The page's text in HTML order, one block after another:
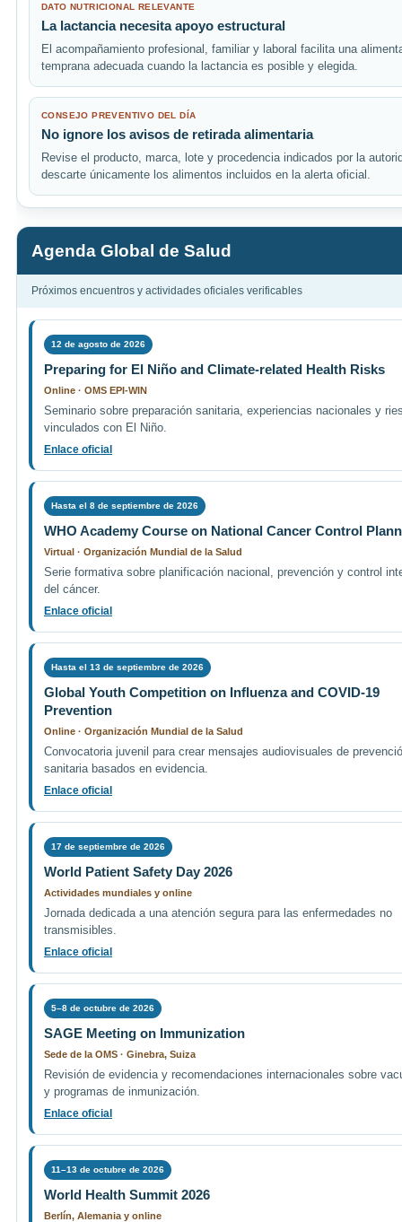
DATO NUTRICIONAL RELEVANTE
La lactancia necesita apoyo estructural
El acompañamiento profesional, familiar y laboral facilita una
temprana adecuada cuando la lactancia es posible y elegida.
CONSEJO PREVENTIVO DEL DÍA
No ignore los avisos de retirada alimentaria
Revise el producto, marca, lote y procedencia indicados por la
descarte únicamente los alimentos incluidos en la alerta oficial.
Agenda Global de Salud
Próximos encuentros y actividades oficiales verificables
12 de agosto de 2026
Preparing for El Niño and Climate-related Health Risks
Online · OMS EPI-WIN
Seminario sobre preparación sanitaria, experiencias nacionales y
vinculados con El Niño.
Enlace oficial
Hasta el 8 de septiembre de 2026
WHO Academy Course on National Cancer Control
Virtual · Organización Mundial de la Salud
Serie formativa sobre planificación nacional, prevención y control
del cáncer.
Enlace oficial
Hasta el 13 de septiembre de 2026
Global Youth Competition on Influenza and COVID-19
Prevention
Online · Organización Mundial de la Salud
Convocatoria juvenil para crear mensajes audiovisuales de
sanitaria basados en evidencia.
Enlace oficial
17 de septiembre de 2026
World Patient Safety Day 2026
Actividades mundiales y online
Jornada dedicada a una atención segura para las enfermedades no
transmisibles.
Enlace oficial
5–8 de octubre de 2026
SAGE Meeting on Immunization
Sede de la OMS · Ginebra, Suiza
Revisión de evidencia y recomendaciones internacionales sobre
y programas de inmunización.
Enlace oficial
11–13 de octubre de 2026
World Health Summit 2026
Berlín, Alemania y online